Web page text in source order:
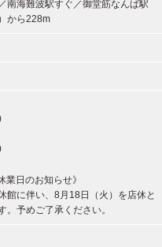
南海難波駅すぐ／御堂筋なんば駅
から228m
業日のお知らせ》
館に伴い、8月18日（火）を店休と
。予めご了承ください。